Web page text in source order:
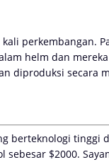
perkembangan.
helm dan
diproduksi secara
berteknologi tinggi
sebesar $2000.